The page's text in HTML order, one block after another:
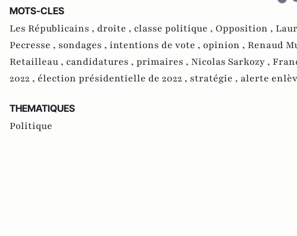
MOTS-CLES
Les Républicains , droite , classe politique , Opposition ,
Pecresse , sondages , intentions de vote , opinion , Renaud
Retailleau , candidatures , primaires , Nicolas Sarkozy ,
2022 , élection présidentielle de 2022 , stratégie , alerte
THEMATIQUES
Politique